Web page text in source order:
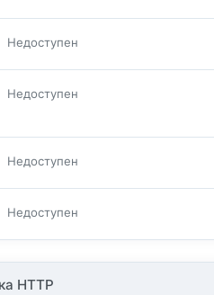
Недоступен
Недоступен
Недоступен
Недоступен
HTTP